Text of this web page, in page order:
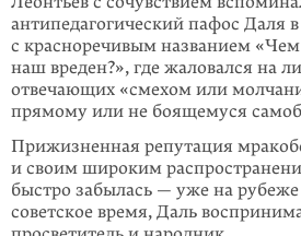
антипедагогический пафос Даля в
с красноречивым названием
наш вреден?», где жаловался на
отвечающих «смехом или
прямому или не боящемуся
Прижизненная репутация
и своим широким
быстро забылась — уже на рубеже
советское время, Даль